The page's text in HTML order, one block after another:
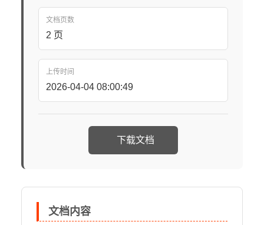
文档页数
2 页
上传时间
2026-04-04 08:00:49
下载文档
文档内容